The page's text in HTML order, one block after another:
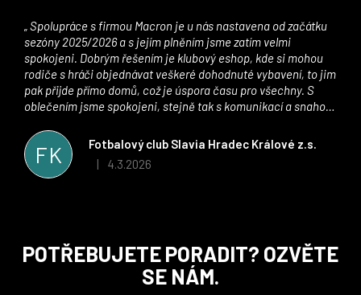
FK
Fotbalový club Slavia Hradec Králové z.s.
Hodnocení obchodu je 5 z 5 hvězdiček.
| 4.3.2026
sezóny 2025/2026 a s jejím plněním jsme zatím velmi
spokojeni. Dobrým řešením je klubový eshop, kde si mohou
rodiče s hráči objednávat veškeré dohodnuté vybavení, to jim
pak přijde přímo domů, což je úspora času pro všechny. S
oblečením jsme spokojeni, stejně tak s komunikací a snahou
stran. Věříme, že v tomto duchu bude spolupráce pokračovat
i nadále, nyní už začínáme řešit i první sady dresů ;)
POTŘEBUJETE PORADIT? OZVĚTE
SE NÁM.